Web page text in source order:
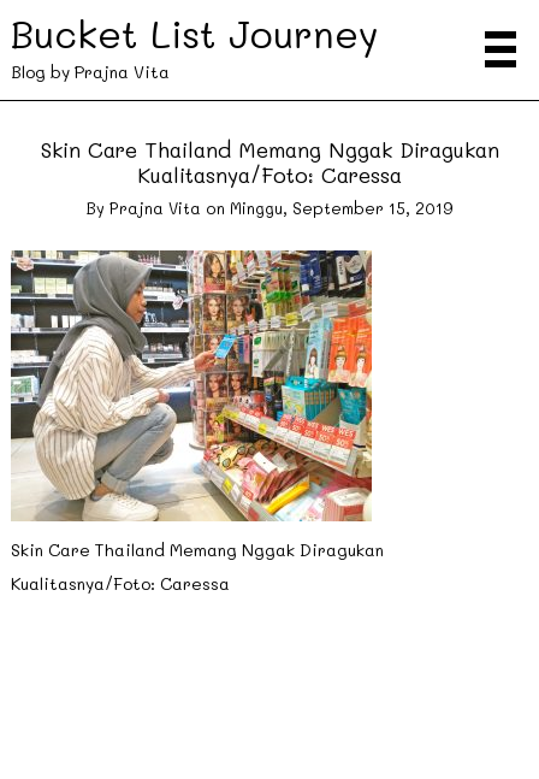
Bucket List Journey
Blog by Prajna Vita
Skin Care Thailand Memang Nggak Diragukan
Kualitasnya/Foto: Caressa
By Prajna Vita on Minggu, September 15, 2019
Skin Care Thailand Memang Nggak Diragukan
Kualitasnya/Foto: Caressa